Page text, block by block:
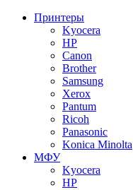
Принтеры
Kyocera
HP
Canon
Brother
Samsung
Xerox
Pantum
Ricoh
Panasonic
Konica Minolta
МФУ
Kyocera
HP